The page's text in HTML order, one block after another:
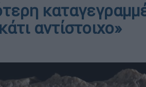
αντίστοιχο»